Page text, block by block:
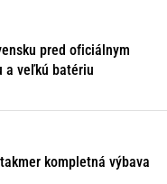
pred oficiálnym
a veľkú batériu
kompletná výbava